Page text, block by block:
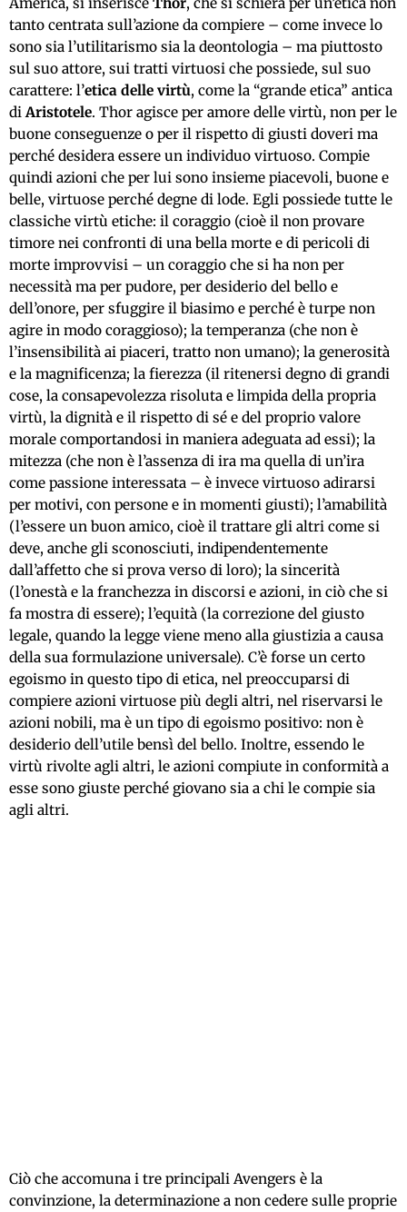
tanto centrata sull’azione da compiere – come invece lo
sono sia l’utilitarismo sia la deontologia – ma piuttosto
sul suo attore, sui tratti virtuosi che possiede, sul suo
carattere: l’etica delle virtù, come la “grande etica” antica
di Aristotele. Thor agisce per amore delle virtù, non per le
buone conseguenze o per il rispetto di giusti doveri ma
perché desidera essere un individuo virtuoso. Compie
quindi azioni che per lui sono insieme piacevoli, buone e
belle, virtuose perché degne di lode. Egli possiede tutte le
classiche virtù etiche: il coraggio (cioè il non provare
timore nei confronti di una bella morte e di pericoli di
morte improvvisi – un coraggio che si ha non per
necessità ma per pudore, per desiderio del bello e
dell’onore, per sfuggire il biasimo e perché è turpe non
agire in modo coraggioso); la temperanza (che non è
l’insensibilità ai piaceri, tratto non umano); la generosità
e la magnificenza; la fierezza (il ritenersi degno di grandi
cose, la consapevolezza risoluta e limpida della propria
virtù, la dignità e il rispetto di sé e del proprio valore
morale comportandosi in maniera adeguata ad essi); la
mitezza (che non è l’assenza di ira ma quella di un’ira
come passione interessata – è invece virtuoso adirarsi
per motivi, con persone e in momenti giusti); l’amabilità
(l’essere un buon amico, cioè il trattare gli altri come si
deve, anche gli sconosciuti, indipendentemente
dall’affetto che si prova verso di loro); la sincerità
(l’onestà e la franchezza in discorsi e azioni, in ciò che si
fa mostra di essere); l’equità (la correzione del giusto
legale, quando la legge viene meno alla giustizia a causa
della sua formulazione universale). C’è forse un certo
egoismo in questo tipo di etica, nel preoccuparsi di
compiere azioni virtuose più degli altri, nel riservarsi le
azioni nobili, ma è un tipo di egoismo positivo: non è
desiderio dell’utile bensì del bello. Inoltre, essendo le
virtù rivolte agli altri, le azioni compiute in conformità a
esse sono giuste perché giovano sia a chi le compie sia
agli altri.
Ciò che accomuna i tre principali Avengers è la
convinzione, la determinazione a non cedere sulle proprie